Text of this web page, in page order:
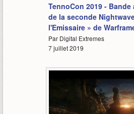
TennoCon 2019 - Bande
de la seconde
l'Emissaire » de
Par Digital Extremes
7 juillet 2019